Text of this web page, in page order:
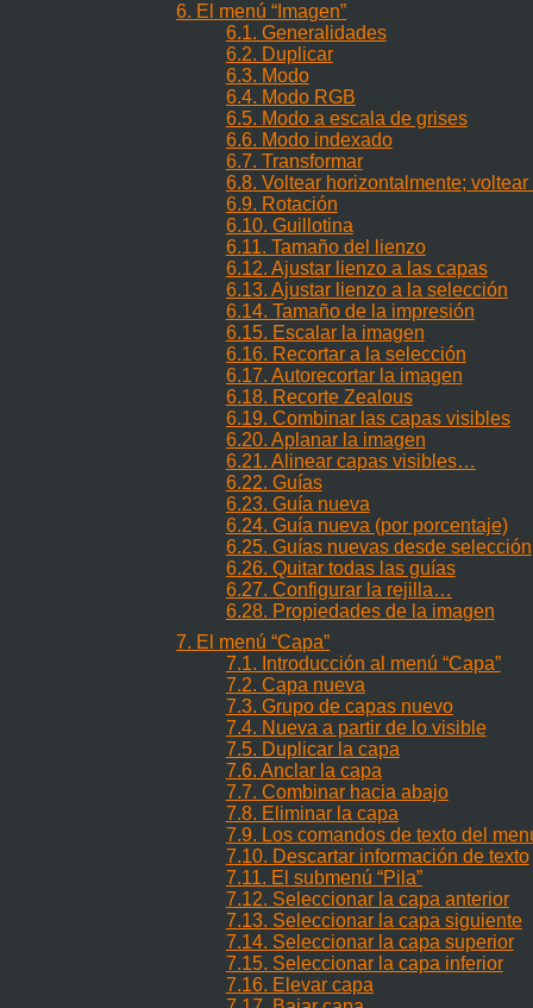
6. El menú“ Imagen”
6.1. Generalidades
6.2. Duplicar
6.3. Modo
6.4. Modo RGB
6.5. Modo a escala de grises
6.6. Modo indexado
6.7. Transformar
6.8. Voltear horizontalmente;
6.9. Rotación
6.10. Guillotina
6.11. Tamaño del lienzo
6.12. Ajustar lienzo a las capas
6.13. Ajustar lienzo a la selección
6.14. Tamaño de la impresión
6.15. Escalar la imagen
6.16. Recortar a la selección
6.17. Autorecortar la imagen
6.18. Recorte Zealous
6.19. Combinar las capas visibles
6.20. Aplanar la imagen
6.21. Alinear capas visibles…
6.22. Guías
6.23. Guía nueva
6.24. Guía nueva (por porcentaje)
6.25. Guías nuevas desde selección
6.26. Quitar todas las guías
6.27. Configurar la rejilla…
6.28. Propiedades de la imagen
7. El menú“Capa”
7.1. Introducción al menú “Capa”
7.2. Capa nueva
7.3. Grupo de capas nuevo
7.4. Nueva a partir de lo visible
7.5. Duplicar la capa
7.6. Anclar la capa
7.7. Combinar hacia abajo
7.8. Eliminar la capa
7.9. Los comandos de texto del
7.10. Descartar información de texto
7.11. El submenú “Pila”
7.12. Seleccionar la capa anterior
7.13. Seleccionar la capa siguiente
7.14. Seleccionar la capa superior
7.15. Seleccionar la capa inferior
7.16. Elevar capa